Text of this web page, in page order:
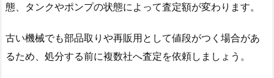
態、タンクやポンプの状態によって査定額が変わります。
古い機械でも部品取りや再販用として値段がつく場合があ
るため、処分する前に複数社へ査定を依頼しましょう。